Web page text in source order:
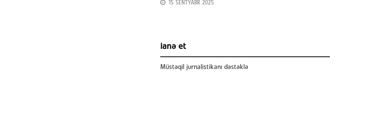
15 SENTYABR 2025
ianə et
Müstəqil jurnalistikanı dəstəklə